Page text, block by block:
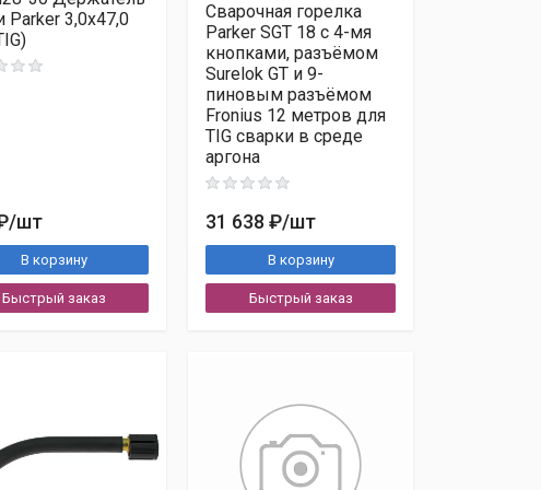
данныхи ознакомлен сПолитикой обработки
Parker 3,0x47,0
/шт
В корзину
Быстрый заказ
Сварочная горелка
Parker SGT 18 с 4-мя
кнопками, разъёмом
Surelok GT и 9-
пиновым разъёмом
Fronius 12 метров для
TIG сварки в среде
аргона
31 638 ₽/шт
В корзину
Быстрый заказ